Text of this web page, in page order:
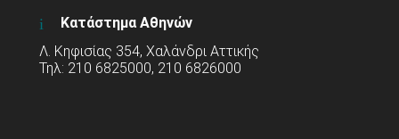
Κατάστημα Αθηνών
Λ. Κηφισίας 354, Χαλάνδρι Αττικής
Τηλ: 210 6825000, 210 6826000